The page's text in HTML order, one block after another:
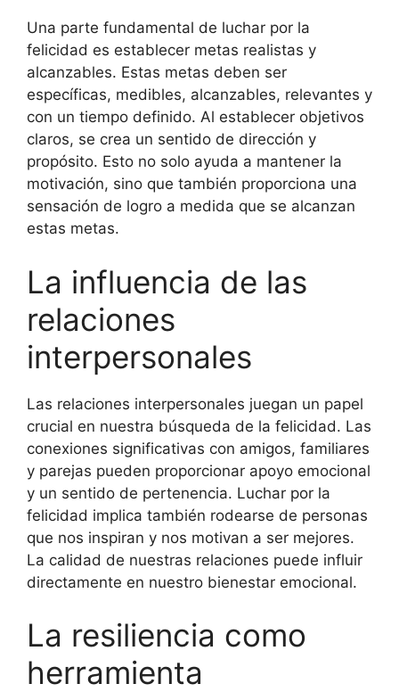
Una parte fundamental de luchar por la
felicidad es establecer metas realistas y
alcanzables. Estas metas deben ser
específicas, medibles, alcanzables, relevantes y
con un tiempo definido. Al establecer objetivos
claros, se crea un sentido de dirección y
propósito. Esto no solo ayuda a mantener la
motivación, sino que también proporciona una
sensación de logro a medida que se alcanzan
estas metas.
La influencia de las
relaciones
interpersonales
Las relaciones interpersonales juegan un papel
crucial en nuestra búsqueda de la felicidad. Las
conexiones significativas con amigos, familiares
y parejas pueden proporcionar apoyo emocional
y un sentido de pertenencia. Luchar por la
felicidad implica también rodearse de personas
que nos inspiran y nos motivan a ser mejores.
La calidad de nuestras relaciones puede influir
directamente en nuestro bienestar emocional.
La resiliencia como
herramienta